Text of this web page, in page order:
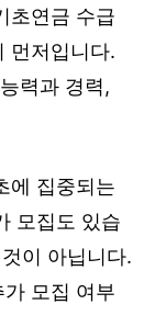
초연금 수급
먼저입니다.
력과 경력,
에 집중되는
모집도 있습
이 아닙니다.
모집 여부